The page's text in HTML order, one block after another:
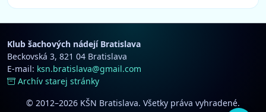
Klub šachových nádejí Bratislava
Beckovská 3, 821 04 Bratislava
E-mail: ksn.bratislava@gmail.com
Archív starej stránky
© 2012–2026 KŠN Bratislava. Všetky práva vyhradené.